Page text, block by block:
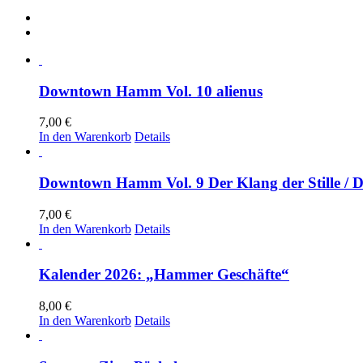
Downtown Hamm Vol. 10 alienus
7,00 €
In den Warenkorb Details
Downtown Hamm Vol. 9 Der Klang der Stille /
7,00 €
In den Warenkorb Details
Kalender 2026: „Hammer Geschäfte“
8,00 €
In den Warenkorb Details